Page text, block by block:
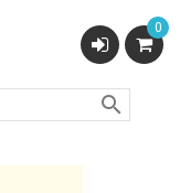
0
